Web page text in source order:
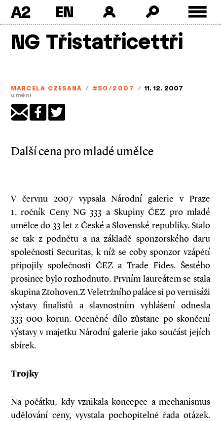
A2
NG Třistatřicettři
MARCELA CZESANÁ / #50/2007 / 11. 12. 2007
umění
Další cena pro mladé umělce
V červnu 2007 vypsala Národní galerie v Praze
1. ročník Ceny NG 333 a Skupiny ČEZ pro mladé
umělce do 33 let z České a Slovenské republiky. Stalo
se tak z podnětu a na základě sponzorského daru
společnosti Securitas, k níž se coby sponzor vzápětí
připojily společnosti ČEZ a Trade Fides. Šestého
prosince bylo rozhodnuto. Prvním laureátem se stala
skupina Ztohoven.Z Veletržního paláce si po vernisáži
výstavy finalistů a slavnostním vyhlášení odnesla
333 000 korun. Oceněné dílo zůstane po skončení
výstavy v majetku Národní galerie jako součást jejích
sbírek.
Trojky
Na počátku, kdy vznikala koncepce a mechanismus
udělování ceny, vyvstala pochopitelně řada otázek.